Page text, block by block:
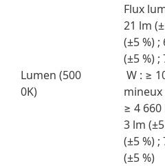
Lumen (500
0K)
Flux
21 lm
(±5 %) ;
(±5 %) ;
W : ≥
mineux
≥ 4 660
3 lm
(±5 %)
(±5 %)